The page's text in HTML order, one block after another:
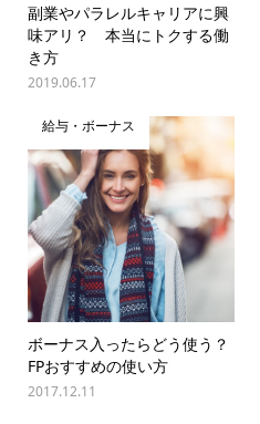
副業やパラレルキャリアに興
味アリ？ 本当にトクする働
き方
2019.06.17
給与・ボーナス
ボーナス入ったらどう使う？
FPおすすめの使い方
2017.12.11